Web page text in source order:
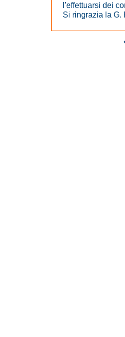
l'effettuarsi dei
Si ringrazia la G.